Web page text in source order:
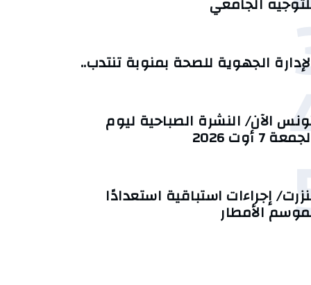
الجهوية للصحة بمنوبة تنتدب..
الآن/ النشرة الصباحية ليوم
7 أوت 2026
إجراءات استباقية استعدادًا
الأمطار